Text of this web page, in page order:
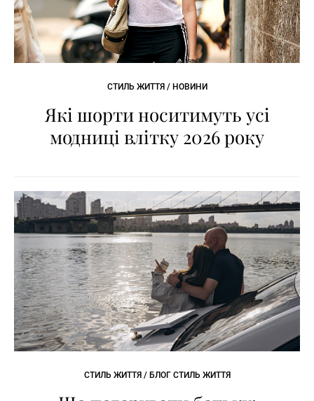
СТИЛЬ ЖИТТЯ / НОВИНИ
Які шорти носитимуть усі
модниці влітку 2026 року
СТИЛЬ ЖИТТЯ / БЛОГ СТИЛЬ ЖИТТЯ